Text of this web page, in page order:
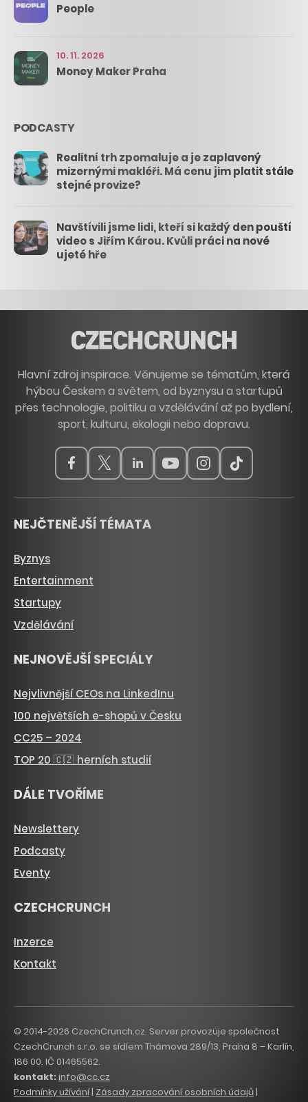
People
10. 11. 2026
Money Maker Praha
PODCASTY
Realitní trh zpomaluje a je zaplavený
mizernými makléři. Má cenu jim platit stále
stejné provize?
Navštívili jsme lidi, kteří si každý den pouští
video s Jiřím Károu. Kvůli práci na nové
ujeté hře
Hlavní zdroj inspirace. Věnujeme se tématům, která
hýbou Českem a světem, od byznysu a startupů
přes technologie, politiku a vzdělávání až po bydlení,
sport, kulturu, ekologii nebo dopravu.
NEJČTENĚJŠÍ TÉMATA
Byznys
Entertainment
Startupy
Vzdělávání
NEJNOVĚJŠÍ SPECIÁLY
Nejvlivnější CEOs na LinkedInu
100 největších e-shopů v Česku
CC25 – 2024
TOP 20 🇨🇿 herních studií
DÁLE TVOŘÍME
Newslettery
Podcasty
Eventy
CZECHCRUNCH
Inzerce
Kontakt
© 2014-2026 CzechCrunch.cz. Server provozuje společnost
CzechCrunch s.r.o. se sídlem Thámova 289/13, Praha 8 – Karlín,
186 00. IČ 01465562.
kontakt:info@cc.cz
Podmínky užívání| Zásady zpracování osobních údajů |